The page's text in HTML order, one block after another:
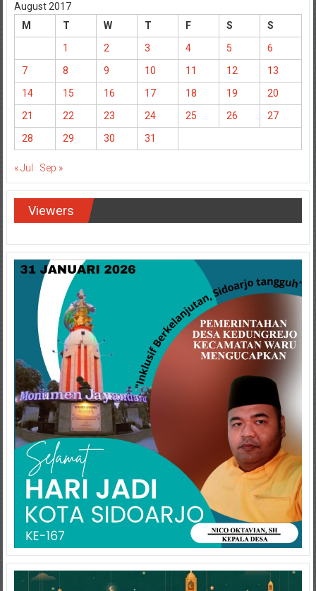
August 2017
M
T W T F S
S
1
2 3 4 5
6
7
8 9 10 11 12
13
14
15 16 17 18 19
20
21
22 23 24 25 26
27
28
29 30 31
« Jul Sep »
Viewers